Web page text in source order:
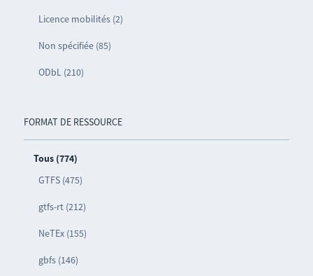
Licence mobilités (2)
Non spécifiée (85)
ODbL (210)
FORMAT DE RESSOURCE
Tous (774)
GTFS (475)
gtfs-rt (212)
NeTEx (155)
gbfs (146)